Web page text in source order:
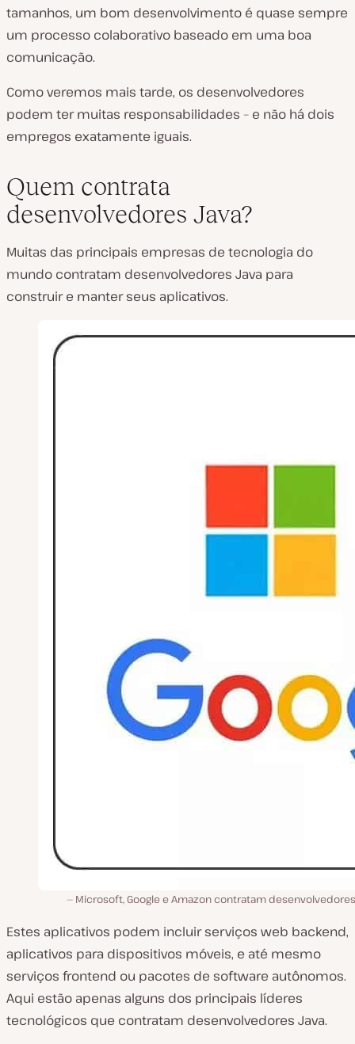
tamanhos, um bom desenvolvimento é quase sempre
um processo colaborativo baseado em uma boa
comunicação.
Como veremos mais tarde, os desenvolvedores
podem ter muitas responsabilidades – e não há dois
empregos exatamente iguais.
Quem contrata
desenvolvedores Java?
Muitas das principais empresas de tecnologia do
mundo contratam desenvolvedores Java para
construir e manter seus aplicativos.
Microsoft, Google e Amazon contratam
Estes aplicativos podem incluir serviços web backend,
aplicativos para dispositivos móveis, e até mesmo
serviços frontend ou pacotes de software autônomos.
Aqui estão apenas alguns dos principais líderes
tecnológicos que contratam desenvolvedores Java.